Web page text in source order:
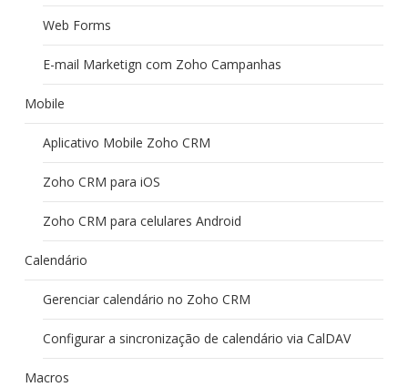
Web Forms
E-mail Marketign com Zoho Campanhas
Mobile
Aplicativo Mobile Zoho CRM
Zoho CRM para iOS
Zoho CRM para celulares Android
Calendário
Gerenciar calendário no Zoho CRM
Configurar a sincronização de calendário via CalDAV
Macros